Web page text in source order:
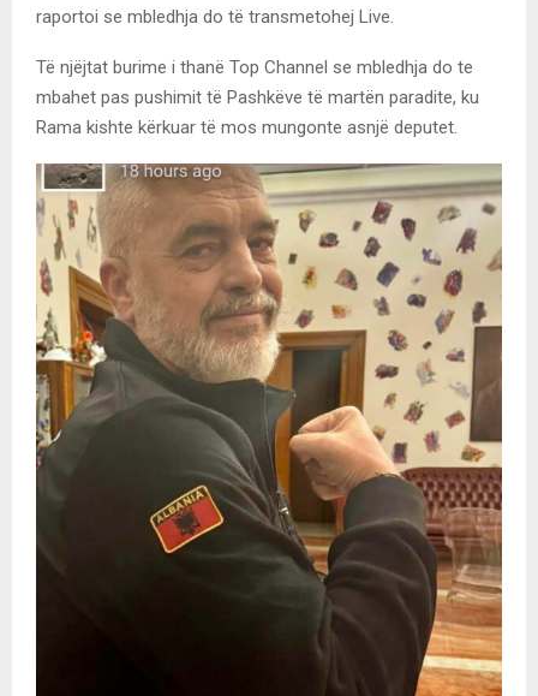
raportoi se mbledhja do të transmetohej Live.
Të njëjtat burime i thanë Top Channel se mbledhja do te
mbahet pas pushimit të Pashkëve të martën paradite, ku
Rama kishte kërkuar të mos mungonte asnjë deputet.